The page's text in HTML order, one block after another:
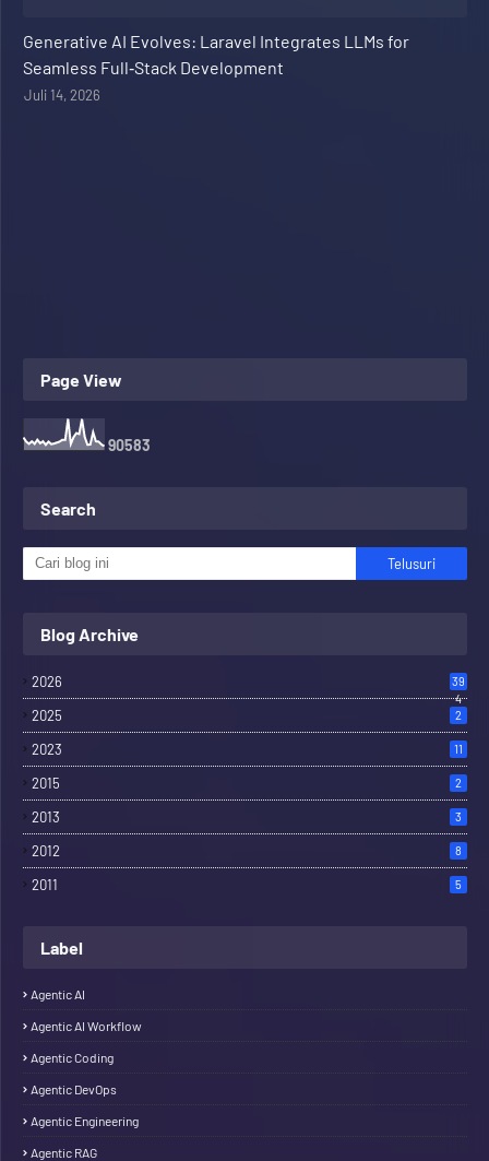
Generative AI Evolves: Laravel Integrates LLMs for
Seamless Full‑Stack Development
Juli 14, 2026
Page View
90583
Search
Blog Archive
2026
39
4
2025 2
2023 11
2015 2
2013 3
2012 8
2011 5
Label
Agentic AI
Agentic AI Workflow
Agentic Coding
Agentic DevOps
Agentic Engineering
Agentic RAG